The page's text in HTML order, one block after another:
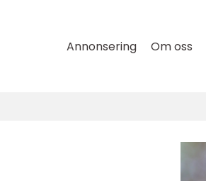
Annonsering Om oss